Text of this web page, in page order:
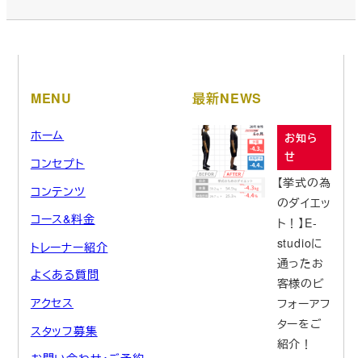
MENU
ホーム
コンセプト
コンテンツ
コース&料金
トレーナー紹介
よくある質問
アクセス
スタッフ募集
最新NEWS
お知ら
せ
【挙式の為
のダイエッ
ト！】E-
studioに
通ったお
客様のビ
フォーアフ
ターをご
紹介！